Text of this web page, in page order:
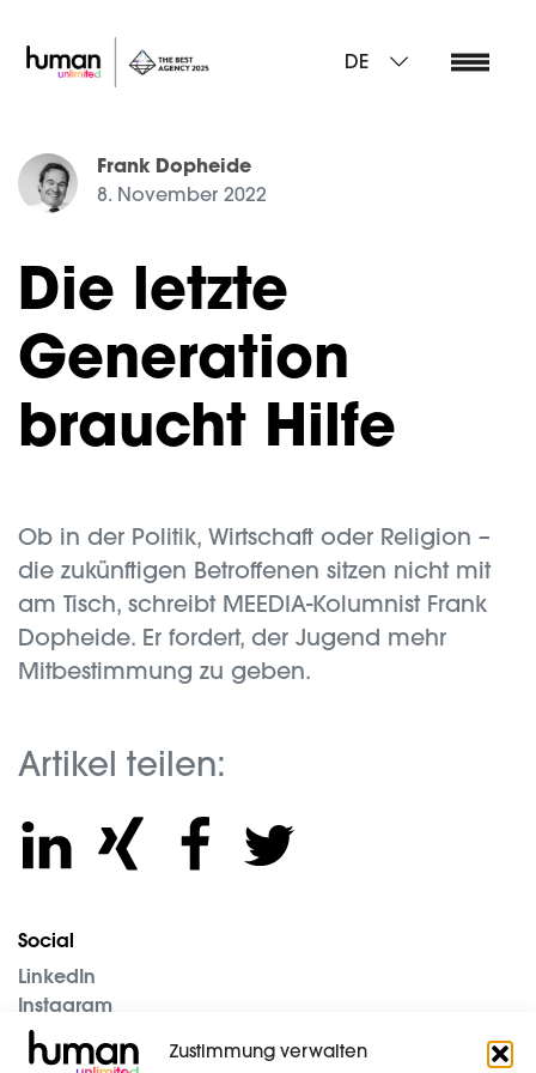
Zustimmung verwalten
DE
Frank Dopheide
8. November 2022
Die letzte
Generation
braucht Hilfe
Ob in der Politik, Wirtschaft oder Religion –
die zukünftigen Betroffenen sitzen nicht mit
am Tisch, schreibt MEEDIA-Kolumnist Frank
Dopheide. Er fordert, der Jugend mehr
Mitbestimmung zu geben.
Artikel teilen:
Social
LinkedIn
Instagram
Unternehmen